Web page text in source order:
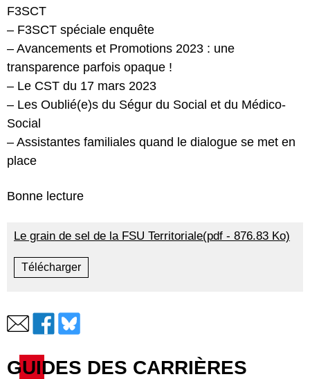
F3SCT
– F3SCT spéciale enquête
– Avancements et Promotions 2023 : une
transparence parfois opaque !
– Le CST du 17 mars 2023
– Les Oublié(e)s du Ségur du Social et du Médico-
Social
– Assistantes familiales quand le dialogue se met en
place
Bonne lecture
Le grain de sel de la FSU Territoriale(pdf - 876.83 Ko)
Télécharger
GUIDES DES CARRIÈRES